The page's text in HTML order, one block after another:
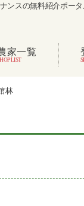
ンスの無料紹介ポー
家一覧
林